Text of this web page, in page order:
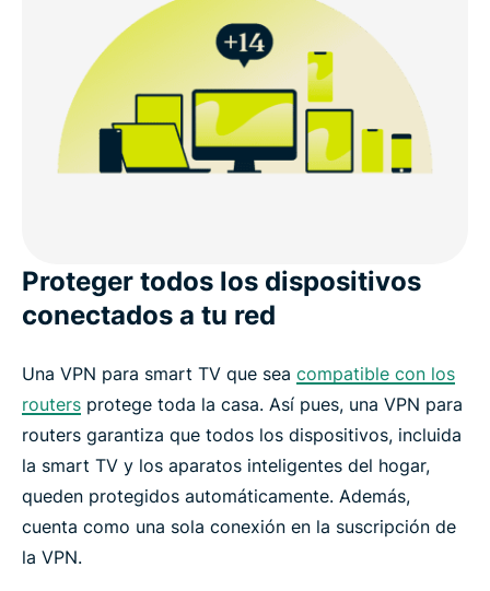
Proteger todos los dispositivos
conectados a tu red
Una VPN para smart TV que sea compatible con los
routers protege toda la casa. Así pues, una VPN para
routers garantiza que todos los dispositivos, incluida
la smart TV y los aparatos inteligentes del hogar,
queden protegidos automáticamente. Además,
cuenta como una sola conexión en la suscripción de
la VPN.